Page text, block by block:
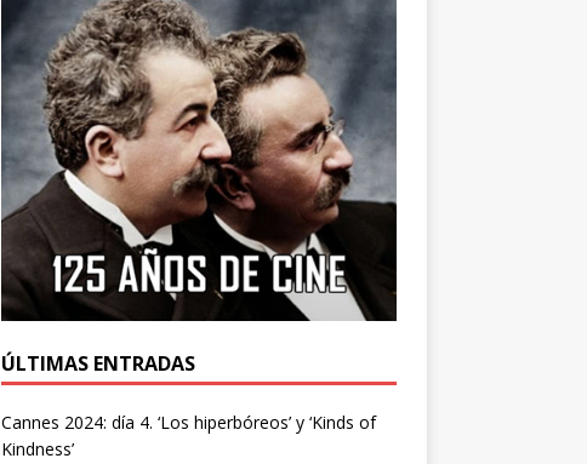
ÚLTIMAS ENTRADAS
Cannes 2024: día 4. ‘Los hiperbóreos’ y ‘Kinds of
Kindness’